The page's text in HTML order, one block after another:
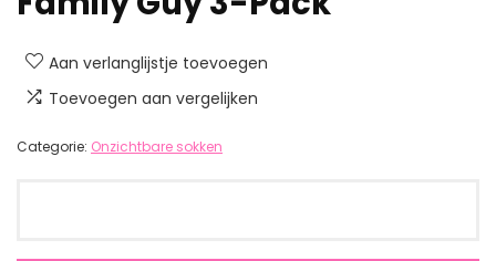
Aan verlanglijstje toevoegen
Toevoegen aan vergelijken
Categorie: Onzichtbare sokken